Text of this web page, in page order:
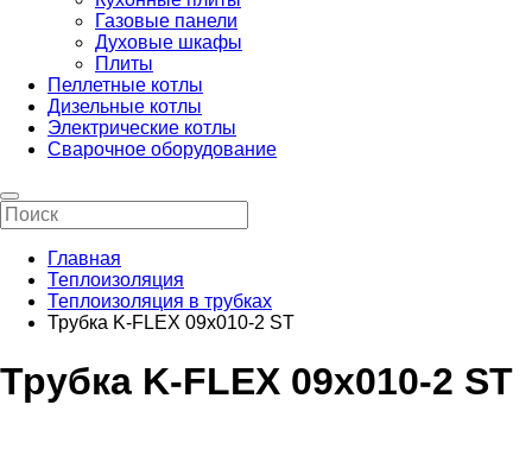
Газовые панели
Духовые шкафы
Плиты
Пеллетные котлы
Дизельные котлы
Электрические котлы
Сварочное оборудование
Главная
Теплоизоляция
Теплоизоляция в трубках
Трубка K-FLEX 09x010-2 ST
Трубка K-FLEX 09x010-2 ST